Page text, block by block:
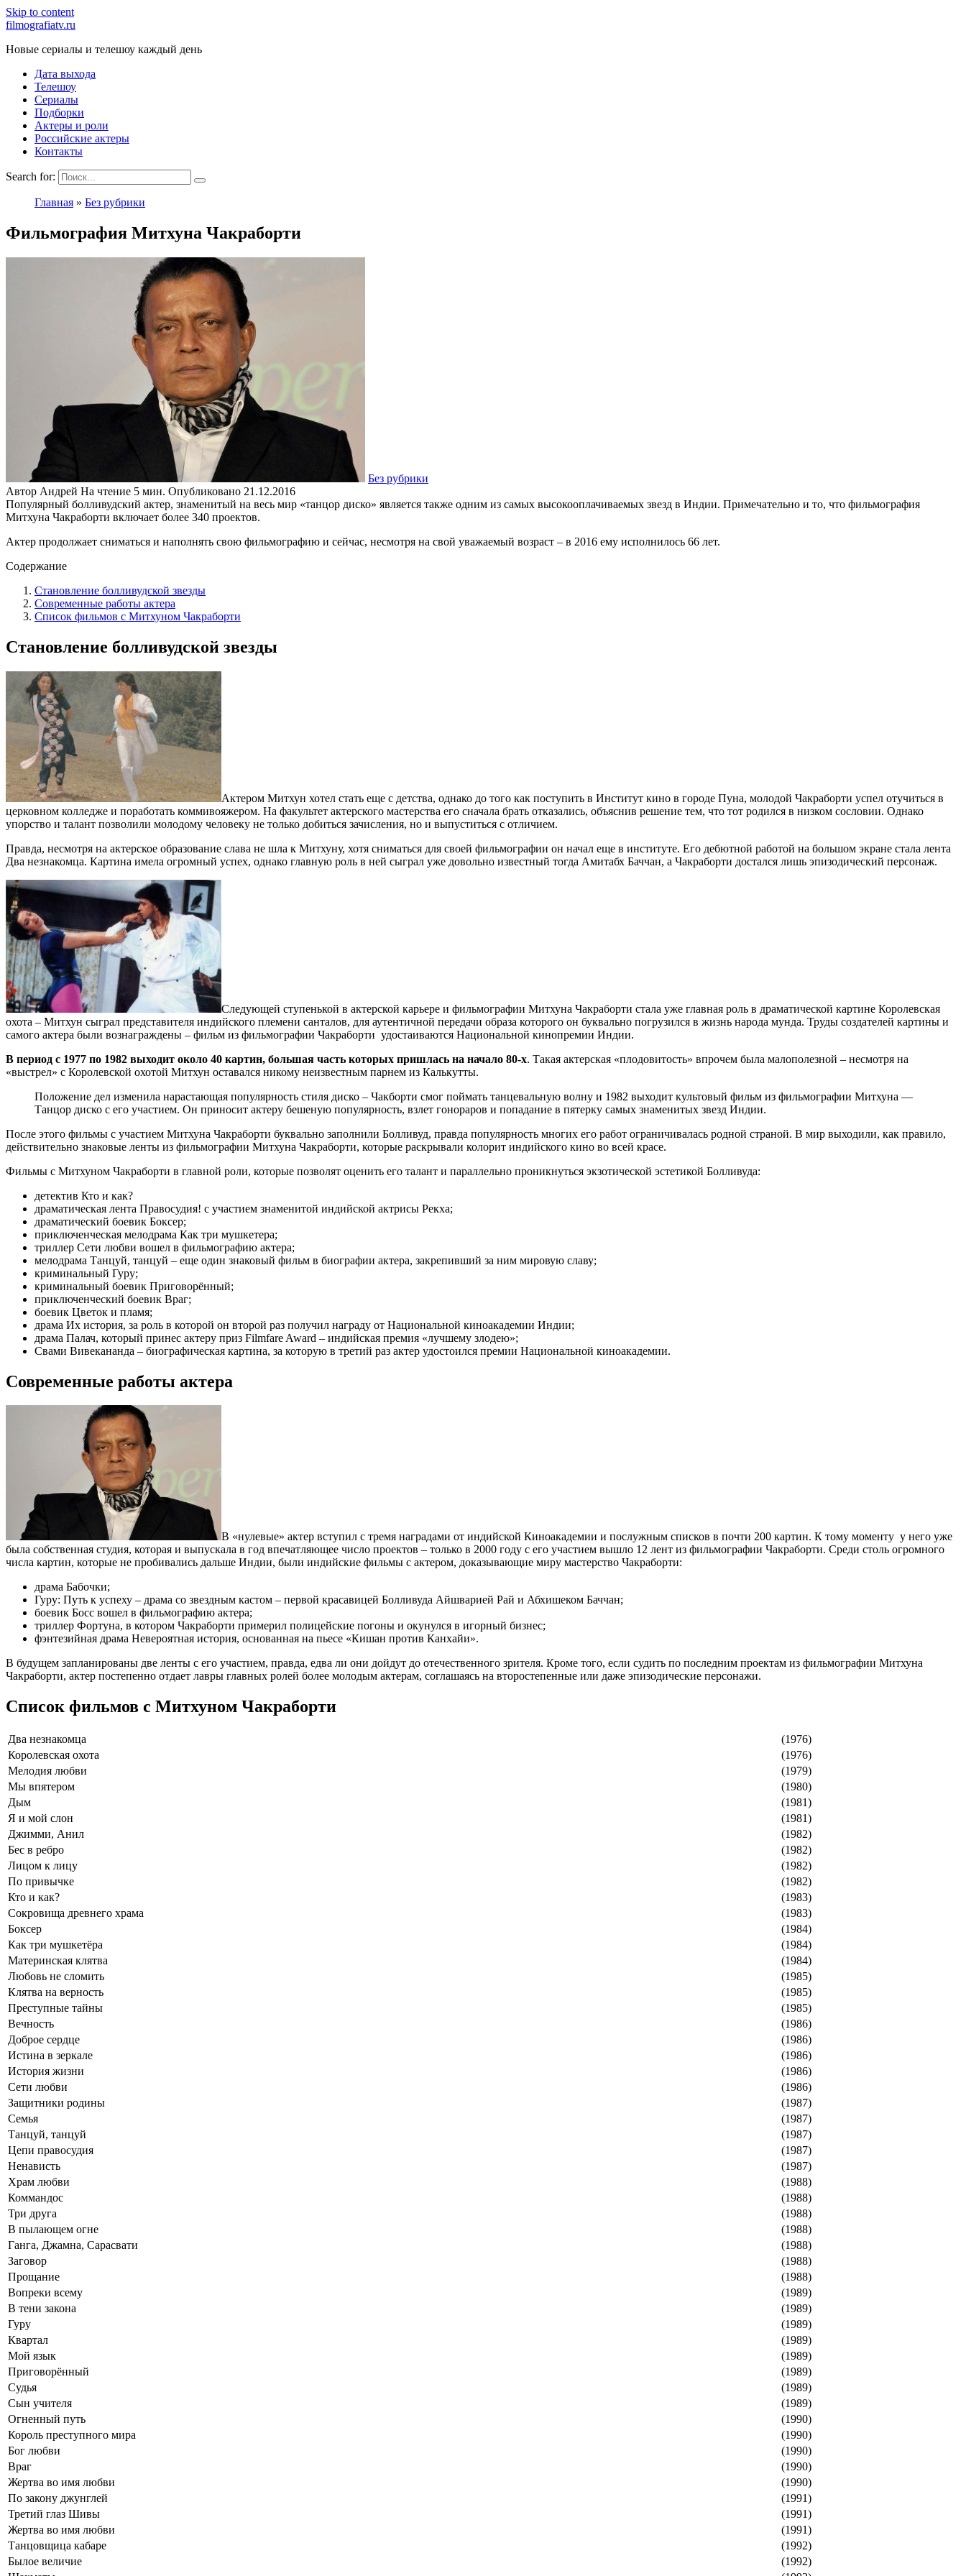
Skip to content
filmografiatv.ru
Новые сериалы и телешоу каждый день
Дата выхода
Телешоу
Сериалы
Подборки
Актеры и роли
Российские актеры
Контакты
Search for:
Главная » Без рубрики
Фильмография Митхуна Чакраборти
Без рубрики
Автор Андрей На чтение 5 мин. Опубликовано 21.12.2016
Популярный болливудский актер, знаменитый на весь мир «танцор диско» является также одним из самых высокооплачиваемых звезд в Индии. Примечательно и то, что фильмография
Митхуна Чакраборти включает более 340 проектов.
Актер продолжает сниматься и наполнять свою фильмографию и сейчас, несмотря на свой уважаемый возраст – в 2016 ему исполнилось 66 лет.
Содержание
Становление болливудской звезды
Современные работы актера
Список фильмов с Митхуном Чакраборти
Становление болливудской звезды
Актером Митхун хотел стать еще с детства, однако до того как поступить в Институт кино в городе Пуна, молодой Чакраборти успел отучиться в
церковном колледже и поработать коммивояжером. На факультет актерского мастерства его сначала брать отказались, объяснив решение тем, что тот родился в низком сословии. Однако
упорство и талант позволили молодому человеку не только добиться зачисления, но и выпуститься с отличием.
Правда, несмотря на актерское образование слава не шла к Митхуну, хотя сниматься для своей фильмографии он начал еще в институте. Его дебютной работой на большом экране стала лента
Два незнакомца. Картина имела огромный успех, однако главную роль в ней сыграл уже довольно известный тогда Амитабх Баччан, а Чакраборти достался лишь эпизодический персонаж.
Следующей ступенькой в актерской карьере и фильмографии Митхуна Чакраборти стала уже главная роль в драматической картине Королевская
охота – Митхун сыграл представителя индийского племени санталов, для аутентичной передачи образа которого он буквально погрузился в жизнь народа мунда. Труды создателей картины и
самого актера были вознаграждены – фильм из фильмографии Чакраборти удостаиваются Национальной кинопремии Индии.
В период с 1977 по 1982 выходит около 40 картин, большая часть которых пришлась на начало 80-х. Такая актерская «плодовитость» впрочем была малополезной – несмотря на
«выстрел» с Королевской охотой Митхун оставался никому неизвестным парнем из Калькутты.
Положение дел изменила нарастающая популярность стиля диско – Чакборти смог поймать танцевальную волну и 1982 выходит культовый фильм из фильмографии Митхуна —
Танцор диско с его участием. Он приносит актеру бешеную популярность, взлет гонораров и попадание в пятерку самых знаменитых звезд Индии.
После этого фильмы с участием Митхуна Чакраборти буквально заполнили Болливуд, правда популярность многих его работ ограничивалась родной страной. В мир выходили, как правило,
действительно знаковые ленты из фильмографии Митхуна Чакраборти, которые раскрывали колорит индийского кино во всей красе.
Фильмы с Митхуном Чакраборти в главной роли, которые позволят оценить его талант и параллельно проникнуться экзотической эстетикой Болливуда:
детектив Кто и как?
драматическая лента Правосудия! с участием знаменитой индийской актрисы Рекха;
драматический боевик Боксер;
приключенческая мелодрама Как три мушкетера;
триллер Сети любви вошел в фильмографию актера;
мелодрама Танцуй, танцуй – еще один знаковый фильм в биографии актера, закрепивший за ним мировую славу;
криминальный Гуру;
криминальный боевик Приговорённый;
приключенческий боевик Враг;
боевик Цветок и пламя;
драма Их история, за роль в которой он второй раз получил награду от Национальной киноакадемии Индии;
драма Палач, который принес актеру приз Filmfare Award – индийская премия «лучшему злодею»;
Свами Вивекананда – биографическая картина, за которую в третий раз актер удостоился премии Национальной киноакадемии.
Современные работы актера
В «нулевые» актер вступил с тремя наградами от индийской Киноакадемии и послужным списков в почти 200 картин. К тому моменту у него уже
была собственная студия, которая и выпускала в год впечатляющее число проектов – только в 2000 году с его участием вышло 12 лент из фильмографии Чакраборти. Среди столь огромного
числа картин, которые не пробивались дальше Индии, были индийские фильмы с актером, доказывающие миру мастерство Чакраборти:
драма Бабочки;
Гуру: Путь к успеху – драма со звездным кастом – первой красавицей Болливуда Айшварией Рай и Абхишеком Баччан;
боевик Босс вошел в фильмографию актера;
триллер Фортуна, в котором Чакраборти примерил полицейские погоны и окунулся в игорный бизнес;
фэнтезийная драма Невероятная история, основанная на пьесе «Кишан против Канхайи».
В будущем запланированы две ленты с его участием, правда, едва ли они дойдут до отечественного зрителя. Кроме того, если судить по последним проектам из фильмографии Митхуна
Чакраборти, актер постепенно отдает лавры главных ролей более молодым актерам, соглашаясь на второстепенные или даже эпизодические персонажи.
Список фильмов с Митхуном Чакраборти
Два незнакомца
(1976)
Королевская охота
(1976)
Мелодия любви
(1979)
Мы впятером
(1980)
Дым
(1981)
Я и мой слон
(1981)
Джимми, Анил
(1982)
Бес в ребро
(1982)
Лицом к лицу
(1982)
По привычке
(1982)
Кто и как?
(1983)
Сокровища древнего храма
(1983)
Боксер
(1984)
Как три мушкетёра
(1984)
Материнская клятва
(1984)
Любовь не сломить
(1985)
Клятва на верность
(1985)
Преступные тайны
(1985)
Вечность
(1986)
Доброе сердце
(1986)
Истина в зеркале
(1986)
История жизни
(1986)
Сети любви
(1986)
Защитники родины
(1987)
Семья
(1987)
Танцуй, танцуй
(1987)
Цепи правосудия
(1987)
Ненависть
(1987)
Храм любви
(1988)
Коммандос
(1988)
Три друга
(1988)
В пылающем огне
(1988)
Ганга, Джамна, Сарасвати
(1988)
Заговор
(1988)
Прощание
(1988)
Вопреки всему
(1989)
В тени закона
(1989)
Гуру
(1989)
Квартал
(1989)
Мой язык
(1989)
Приговорённый
(1989)
Судья
(1989)
Сын учителя
(1989)
Огненный путь
(1990)
Король преступного мира
(1990)
Бог любви
(1990)
Враг
(1990)
Жертва во имя любви
(1990)
По закону джунглей
(1991)
Третий глаз Шивы
(1991)
Жертва во имя любви
(1991)
Танцовщица кабаре
(1992)
Былое величие
(1992)